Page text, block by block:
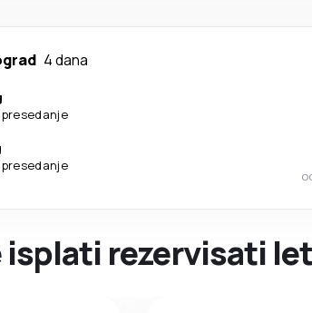
4 dana
presedanje
presedanje
isplati rezervisati